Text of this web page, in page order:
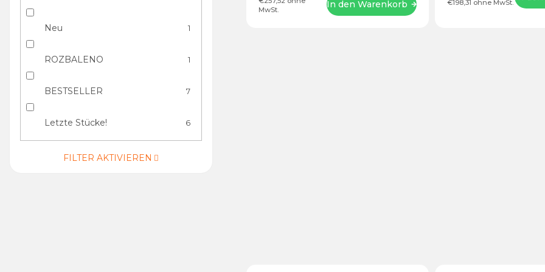
Neu 1
ROZBALENO 1
BESTSELLER 7
Letzte Stücke! 6
FILTER AKTIVIEREN
MwSt.
In den Warenkorb €198,31 ohne MwSt.